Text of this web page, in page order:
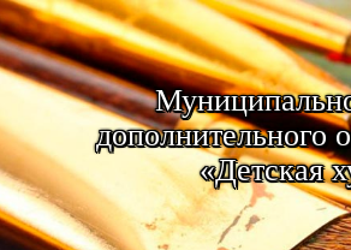
дополнительного
«Детская